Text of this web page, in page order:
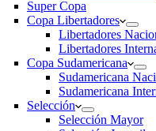
Super Copa
Copa Libertadores
Libertadores
Libertadores
Copa Sudamericana
Sudamericana
Sudamericana
Selección
Selección Mayor